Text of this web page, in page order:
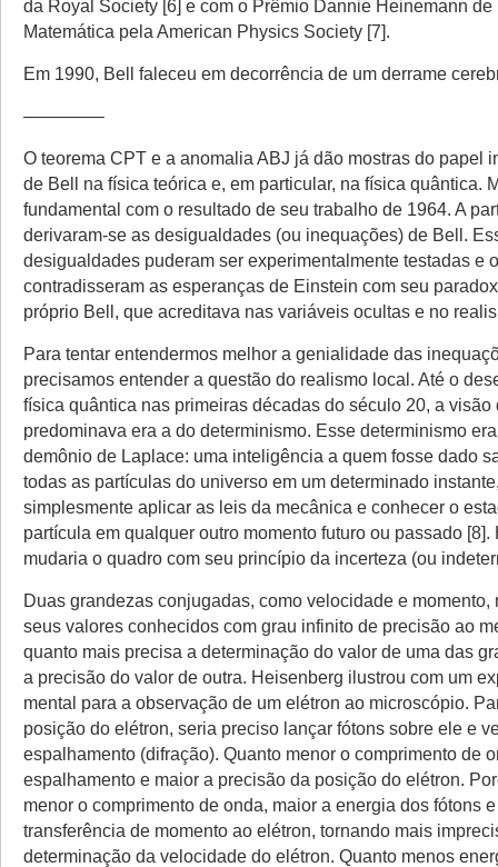
da Royal Society [6] e com o Prêmio Dannie Heinemann de
Matemática pela American Physics Society [7].
Em 1990, Bell faleceu em decorrência de um derrame
————–
O teorema CPT e a anomalia ABJ já dão mostras do papel
de Bell na física teórica e, em particular, na física quântica.
fundamental com o resultado de seu trabalho de 1964. A
derivaram-se as desigualdades (ou inequações) de Bell.
desigualdades puderam ser experimentalmente testadas e
contradisseram as esperanças de Einstein com seu
próprio Bell, que acreditava nas variáveis ocultas e no
Para tentar entendermos melhor a genialidade das
precisamos entender a questão do realismo local. Até o
física quântica nas primeiras décadas do século 20, a visão
predominava era a do determinismo. Esse determinismo
demônio de Laplace: uma inteligência a quem fosse dado
todas as partículas do universo em um determinado
simplesmente aplicar as leis da mecânica e conhecer o
partícula em qualquer outro momento futuro ou passado [8].
mudaria o quadro com seu princípio da incerteza (ou
Duas grandezas conjugadas, como velocidade e momento,
seus valores conhecidos com grau infinito de precisão ao
quanto mais precisa a determinação do valor de uma das
a precisão do valor de outra. Heisenberg ilustrou com um
mental para a observação de um elétron ao microscópio.
posição do elétron, seria preciso lançar fótons sobre ele e
espalhamento (difração). Quanto menor o comprimento de
espalhamento e maior a precisão da posição do elétron.
menor o comprimento de onda, maior a energia dos fótons
transferência de momento ao elétron, tornando mais
determinação da velocidade do elétron. Quanto menos